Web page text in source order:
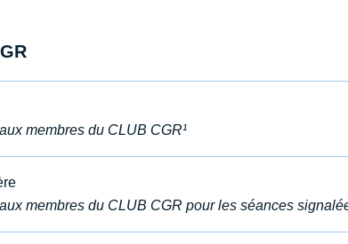
membres du CLUB CGR¹
membres du CLUB CGR pour les séances